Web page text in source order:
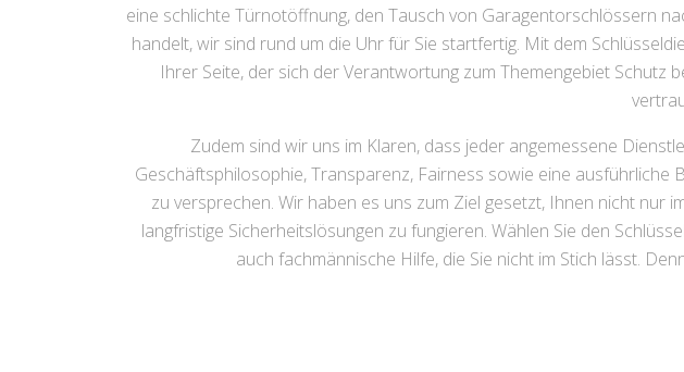
eine schlichte Türnotöffnung, den Tausch von Garagentorschlössern
handelt, wir sind rund um die Uhr für Sie startfertig. Mit dem
Ihrer Seite, der sich der Verantwortung zum Themengebiet
Zudem sind wir uns im Klaren, dass jeder angemessene
Geschäftsphilosophie, Transparenz, Fairness sowie eine
zu versprechen. Wir haben es uns zum Ziel gesetzt, Ihnen nicht
langfristige Sicherheitslösungen zu fungieren. Wählen Sie den
auch fachmännische Hilfe, die Sie nicht im Stich lässt.